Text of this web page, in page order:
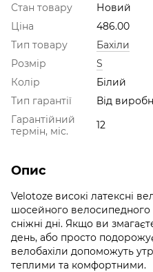
Стан товару
Новий
Ціна
486.00
Тип товару
Бахіли
Розмір
S
Колір
Білий
Тип гарантії
Від
Гарантійний
термін, міс.
12
Опис
Velotoze високі латексні
шосейного велосипедного
сніжні дні. Якщо ви
день, або просто
велобахіли допоможуть
теплими та комфортними.